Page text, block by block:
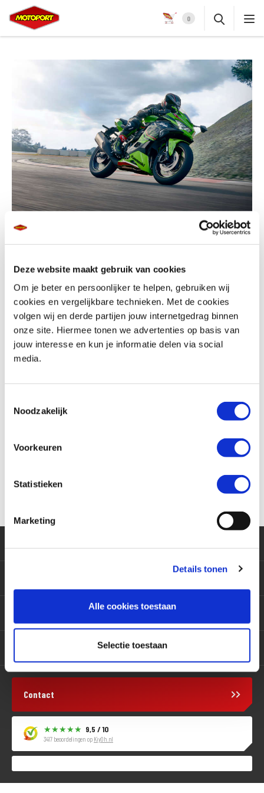
Deze website maakt gebruik van cookies
Om je beter en persoonlijker te helpen, gebruiken wij
cookies en vergelijkbare technieken. Met de cookies
volgen wij en derde partijen jouw internetgedrag binnen
onze site. Hiermee tonen we advertenties op basis van
jouw interesse en kun je informatie delen via social
media.
Noodzakelijk
Voorkeuren
Statistieken
Marketing
Details tonen
Alle cookies toestaan
Selectie toestaan
0
KAWASAKI ONTHULT PRIJS NIEUWE NINJA ZX-4RR
Vanaf september in de
showroom
De volledig nieuwe Ninja ZX-4RR is met veel enthousiasme ontvangen
door motorliefhebbers van over de hele wereld. Na de onlangs
van de Ninja ZX-4RR te kunnen onthullen.
Als enige supersport model in de 400cc-klasse met een vier-in-lijn blok,
de supersportrijders van weleer als nieuwe rijders. De 2024 Ninja ZX-
4RR zal in Nederland verkrijgbaar zijn vanaf €10.699,-. Lang wachten is
gelukkig niet nodig, hij staat vanaf september al bij de Kawasaki dealers
Contact
9,5 / 10
3417 beoordelingen op KiyOh.nl